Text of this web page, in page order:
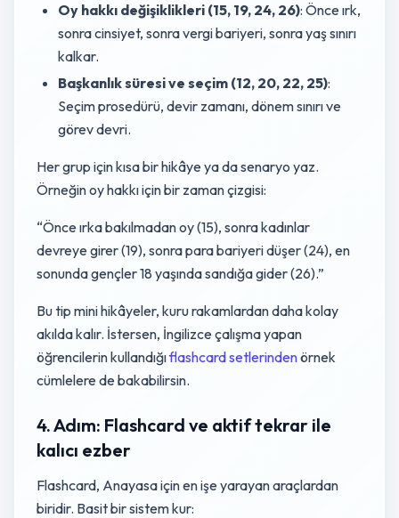
Oy hakkı değişiklikleri (15, 19, 24, 26): Önce ırk,
sonra cinsiyet, sonra vergi bariyeri, sonra yaş sınırı
kalkar.
Başkanlık süresi ve seçim (12, 20, 22, 25):
Seçim prosedürü, devir zamanı, dönem sınırı ve
görev devri.
Her grup için kısa bir hikâye ya da senaryo yaz.
Örneğin oy hakkı için bir zaman çizgisi:
“Önce ırka bakılmadan oy (15), sonra kadınlar
devreye girer (19), sonra para bariyeri düşer (24), en
sonunda gençler 18 yaşında sandığa gider (26).”
Bu tip mini hikâyeler, kuru rakamlardan daha kolay
akılda kalır. İstersen, İngilizce çalışma yapan
öğrencilerin kullandığıflashcard setlerindenörnek
cümlelere de bakabilirsin.
4. Adım: Flashcard ve aktif tekrar ile
kalıcı ezber
Flashcard, Anayasa için en işe yarayan araçlardan
biridir. Basit bir sistem kur: